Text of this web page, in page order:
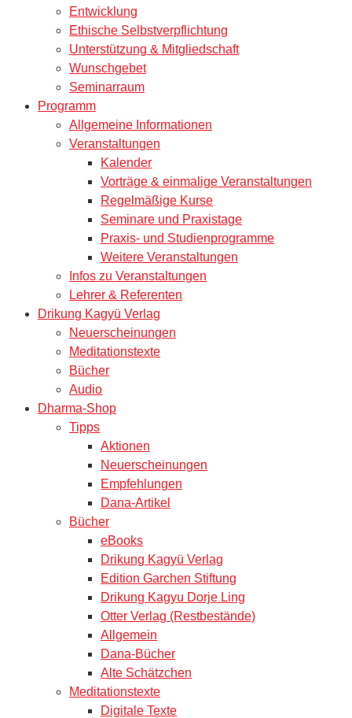
Entwicklung
Ethische Selbstverpflichtung
Unterstützung & Mitgliedschaft
Wunschgebet
Seminarraum
Programm
Allgemeine Informationen
Veranstaltungen
Kalender
Vorträge & einmalige Veranstaltungen
Regelmäßige Kurse
Seminare und Praxistage
Praxis- und Studienprogramme
Weitere Veranstaltungen
Infos zu Veranstaltungen
Lehrer & Referenten
Drikung Kagyü Verlag
Neuerscheinungen
Meditationstexte
Bücher
Audio
Dharma-Shop
Tipps
Aktionen
Neuerscheinungen
Empfehlungen
Dana-Artikel
Bücher
eBooks
Drikung Kagyü Verlag
Edition Garchen Stiftung
Drikung Kagyu Dorje Ling
Otter Verlag (Restbestände)
Allgemein
Dana-Bücher
Alte Schätzchen
Meditationstexte
Digitale Texte